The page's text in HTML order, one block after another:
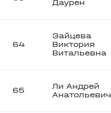
Даурен
64
Зайцева
Виктория
Витальевна
65
Ли Андрей
Анатольевич